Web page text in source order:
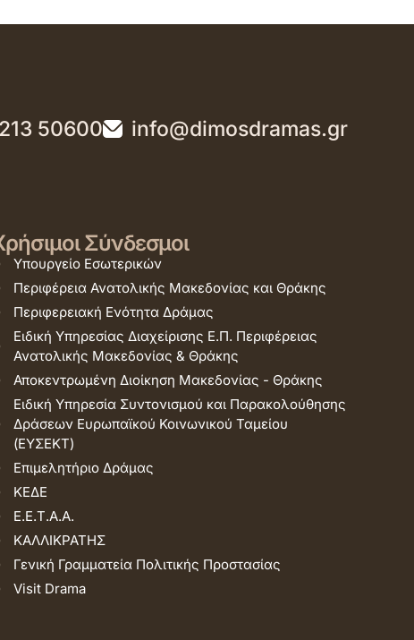
50600 info@dimosdramas.gr
Σύνδεσμοι
Υπουργείο Εσωτερικών
Περιφέρεια Ανατολικής Μακεδονίας και Θράκης
Περιφερειακή Ενότητα Δράμας
Ειδική Υπηρεσίας Διαχείρισης Ε.Π. Περιφέρειας
Ανατολικής Μακεδονίας & Θράκης
Αποκεντρωμένη Διοίκηση Μακεδονίας - Θράκης
Ειδική Υπηρεσία Συντονισμού και Παρακολούθησης
Δράσεων Ευρωπαϊκού Κοινωνικού Ταμείου
(ΕΥΣΕΚΤ)
Επιμελητήριο Δράμας
ΚΕΔΕ
Ε.Ε.Τ.Α.Α.
ΚΑΛΛΙΚΡΑΤΗΣ
Γενική Γραμματεία Πολιτικής Προστασίας
Visit Drama